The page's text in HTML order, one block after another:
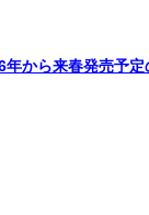
から来春発売予定